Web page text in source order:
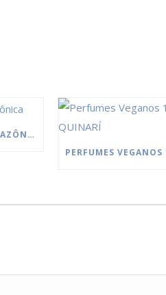
MANTEIGAS DA FLORESTA AMAZÔNICA